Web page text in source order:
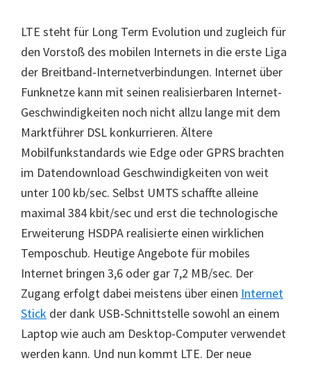
LTE steht für Long Term Evolution und zugleich für
den Vorstoß des mobilen Internets in die erste Liga
der Breitband-Internetverbindungen. Internet über
Funknetze kann mit seinen realisierbaren Internet-
Geschwindigkeiten noch nicht allzu lange mit dem
Marktführer DSL konkurrieren. Ältere
Mobilfunkstandards wie Edge oder GPRS brachten
im Datendownload Geschwindigkeiten von weit
unter 100 kb/sec. Selbst UMTS schaffte alleine
maximal 384 kbit/sec und erst die technologische
Erweiterung HSDPA realisierte einen wirklichen
Temposchub. Heutige Angebote für mobiles
Internet bringen 3,6 oder gar 7,2 MB/sec. Der
Zugang erfolgt dabei meistens über einen Internet
Stick der dank USB-Schnittstelle sowohl an einem
Laptop wie auch am Desktop-Computer verwendet
werden kann. Und nun kommt LTE. Der neue